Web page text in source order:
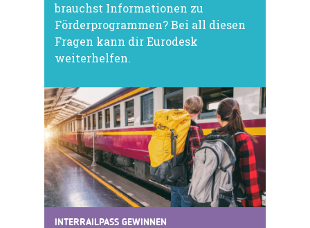
brauchst Informationen zu
Förderprogrammen? Bei all diesen
Fragen kann dir Eurodesk
weiterhelfen.
INTERRAILPASS GEWINNEN